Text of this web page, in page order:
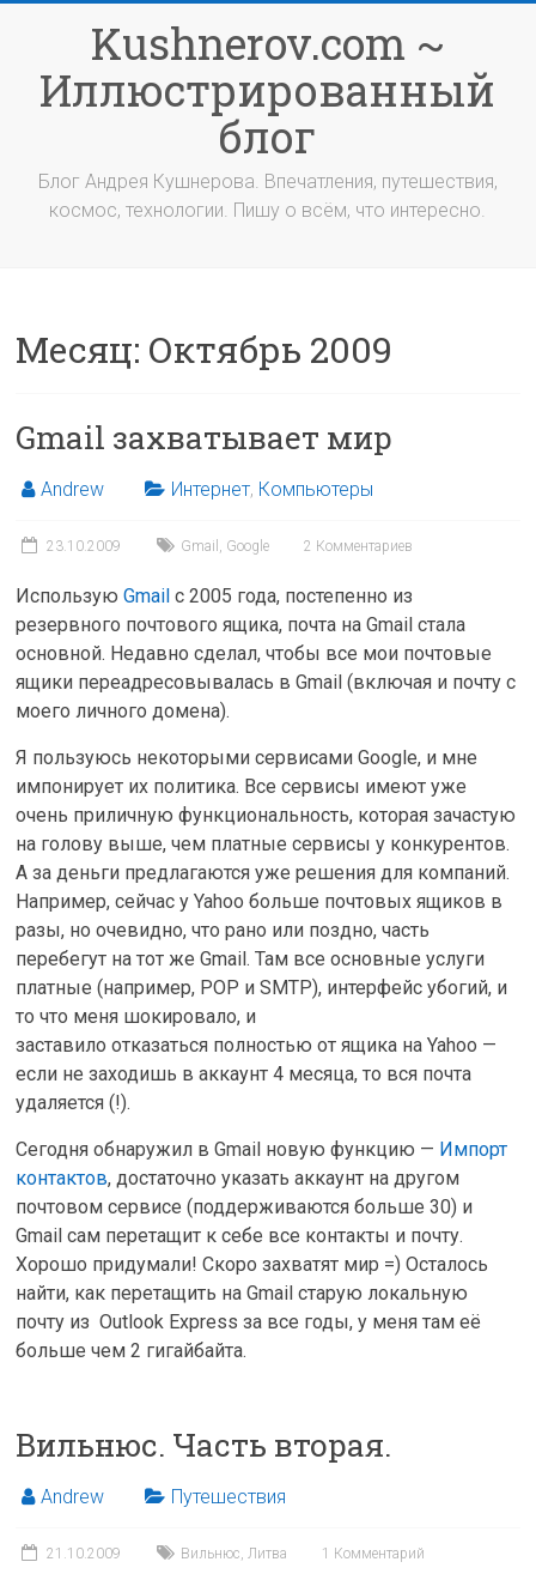
содержимомуKushnerov.com ~
Иллюстрированный
блог
Блог Андрея Кушнерова. Впечатления, путешествия,
космос, технологии. Пишу о всём, что интересно.
Месяц: Октябрь 2009
Gmail захватывает мир
Andrew Интернет, Компьютеры
23.10.2009 Gmail , Google 2 Комментариев
ИспользуюGmail с 2005 года, постепенно из
резервного почтового ящика, почта на Gmail стала
основной. Недавно сделал, чтобы все мои почтовые
ящики переадресовывалась в Gmail (включая и почту с
моего личного домена).
Я пользуюсь некоторыми сервисами Google, и мне
импонирует их политика. Все сервисы имеют уже
очень приличную функциональность, которая зачастую
на голову выше, чем платные сервисы у конкурентов.
А за деньги предлагаются уже решения для компаний.
Например, сейчас у Yahoo больше почтовых ящиков в
разы, но очевидно, что рано или поздно, часть
перебегут на тот же Gmail. Там все основные услуги
платные (например, POP и SMTP), интерфейс убогий, и
то что меня шокировало, и
заставило отказаться полностью от ящика на Yahoo —
если не заходишь в аккаунт 4 месяца, то вся почта
удаляется (!).
Сегодня обнаружил в Gmail новую функцию — Импорт
контактов, достаточно указать аккаунт на другом
почтовом сервисе (поддерживаются больше 30) и
Gmail сам перетащит к себе все контакты и почту.
Хорошо придумали! Скоро захватят мир =) Осталось
найти, как перетащить на Gmail старую локальную
почту из Outlook Express за все годы, у меня там её
больше чем 2 гигайбайта.
Вильнюс. Часть вторая.
Andrew Путешествия
21.10.2009 Вильнюс,Литва 1 Комментарий